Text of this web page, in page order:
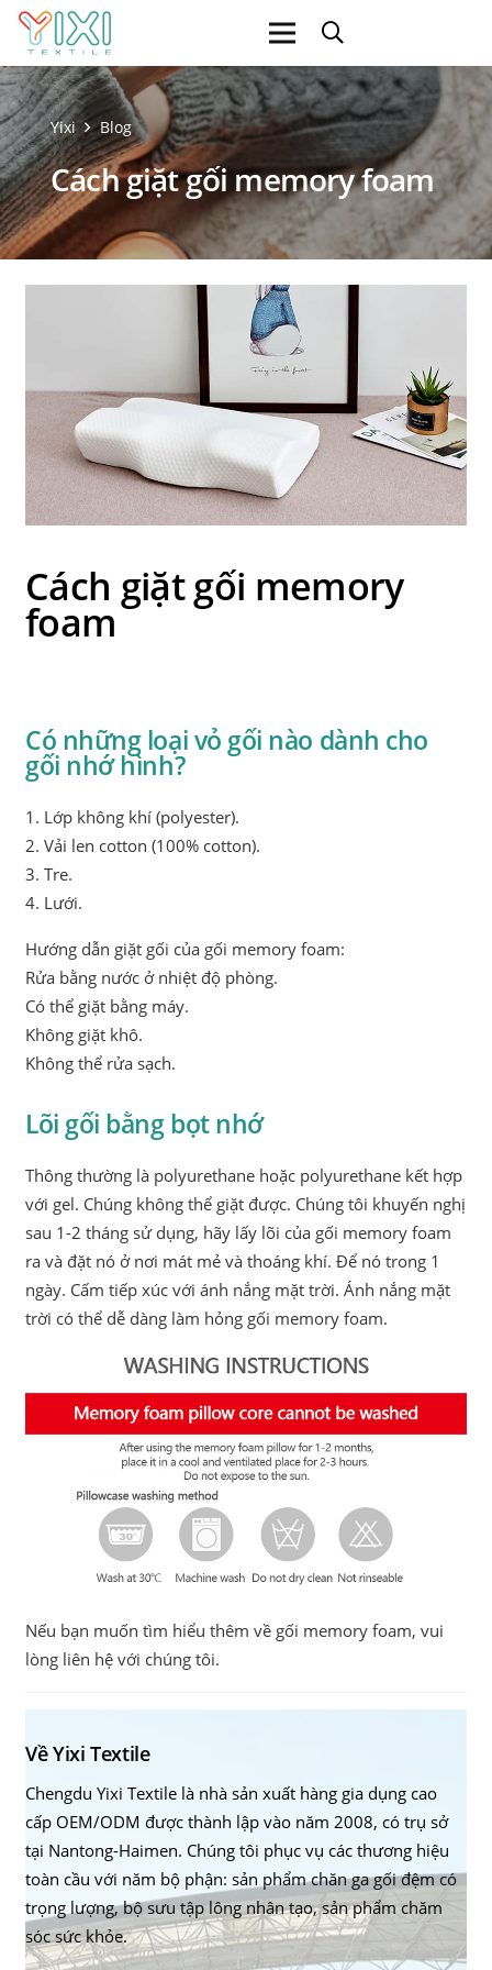
Yixi Blog
Cách giặt gối memory foam
Cách giặt gối memory
foam
Có những loại vỏ gối nào dành cho
gối nhớ hình?
1. Lớp không khí (polyester).
2. Vải len cotton (100% cotton).
3. Tre.
4. Lưới.
Hướng dẫn giặt gối của gối memory foam:
Rửa bằng nước ở nhiệt độ phòng.
Có thể giặt bằng máy.
Không giặt khô.
Không thể rửa sạch.
Lõi gối bằng bọt nhớ
Thông thường là polyurethane hoặc polyurethane kết hợp
với gel. Chúng không thể giặt được. Chúng tôi khuyến nghị
sau 1-2 tháng sử dụng, hãy lấy lõi của gối memory foam
ra và đặt nó ở nơi mát mẻ và thoáng khí. Để nó trong 1
ngày. Cấm tiếp xúc với ánh nắng mặt trời. Ánh nắng mặt
trời có thể dễ dàng làm hỏng gối memory foam.
Nếu bạn muốn tìm hiểu thêm về gối memory foam, vui
lòng liên hệ với chúng tôi.
Về Yixi Textile
Chengdu Yixi Textile là nhà sản xuất hàng gia dụng cao
cấp OEM/ODM được thành lập vào năm 2008, có trụ sở
tại Nantong-Haimen. Chúng tôi phục vụ các thương hiệu
toàn cầu với năm bộ phận: sản phẩm chăn ga gối đệm có
trọng lượng, bộ sưu tập lông nhân tạo, sản phẩm chăm
sóc sức khỏe.